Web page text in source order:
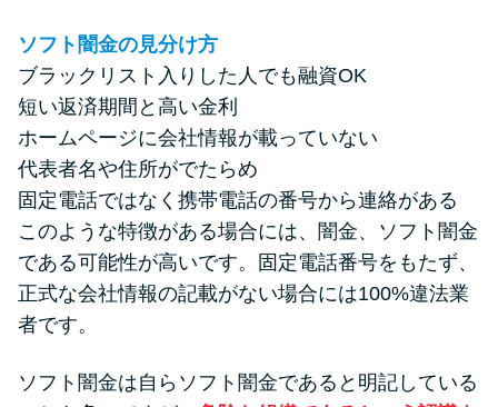
ソフト闇金の見分け方
ブラックリスト入りした人でも融資OK
短い返済期間と高い金利
ホームページに会社情報が載っていない
代表者名や住所がでたらめ
固定電話ではなく携帯電話の番号から連絡がある
このような特徴がある場合には、闇金、ソフト闇金
である可能性が高いです。固定電話番号をもたず、
正式な会社情報の記載がない場合には100%違法業
者です。
ソフト闇金は自らソフト闇金であると明記している